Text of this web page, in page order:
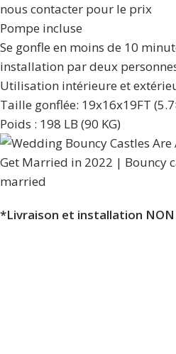
nous contacter pour le prix
Pompe incluse
Se gonfle en moins de 10
installation par deux
Utilisation intérieure et
Taille gonflée: 19x16x19FT
Poids : 198 LB (90 KG)
*Livraison et installation NON